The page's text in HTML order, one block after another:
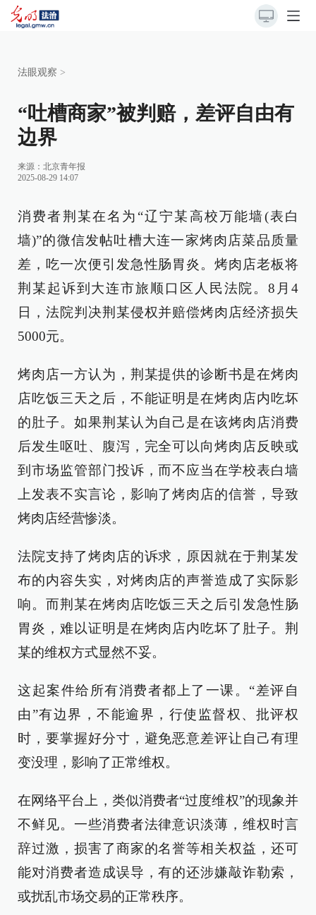
法眼观察 >
“吐槽商家”被判赔，差评自由有
边界
来源： 北京青年报
2025-08-29 14:07
消费者荆某在名为“辽宁某高校万能墙(表白
墙)”的微信发帖吐槽大连一家烤肉店菜品质量
差，吃一次便引发急性肠胃炎。烤肉店老板将
荆某起诉到大连市旅顺口区人民法院。8月4
日，法院判决荆某侵权并赔偿烤肉店经济损失
5000元。
烤肉店一方认为，荆某提供的诊断书是在烤肉
店吃饭三天之后，不能证明是在烤肉店内吃坏
的肚子。如果荆某认为自己是在该烤肉店消费
后发生呕吐、腹泻，完全可以向烤肉店反映或
到市场监管部门投诉，而不应当在学校表白墙
上发表不实言论，影响了烤肉店的信誉，导致
烤肉店经营惨淡。
法院支持了烤肉店的诉求，原因就在于荆某发
布的内容失实，对烤肉店的声誉造成了实际影
响。而荆某在烤肉店吃饭三天之后引发急性肠
胃炎，难以证明是在烤肉店内吃坏了肚子。荆
某的维权方式显然不妥。
这起案件给所有消费者都上了一课。“差评自
由”有边界，不能逾界，行使监督权、批评权
时，要掌握好分寸，避免恶意差评让自己有理
变没理，影响了正常维权。
在网络平台上，类似消费者“过度维权”的现象并
不鲜见。一些消费者法律意识淡薄，维权时言
辞过激，损害了商家的名誉等相关权益，还可
能对消费者造成误导，有的还涉嫌敲诈勒索，
或扰乱市场交易的正常秩序。